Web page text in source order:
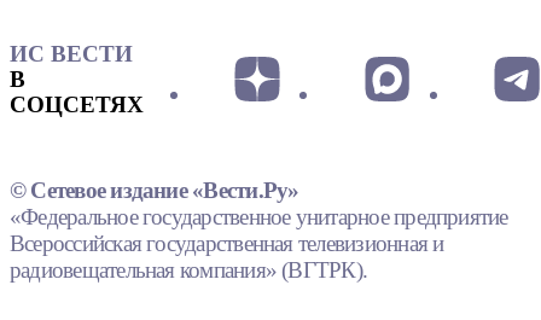
ИС ВЕСТИ
В
СОЦСЕТЯХ
© Сетевое издание «Вести.Ру»
«Федеральное государственное унитарное предприятие
Всероссийская государственная телевизионная и
радиовещательная компания» (ВГТРК).